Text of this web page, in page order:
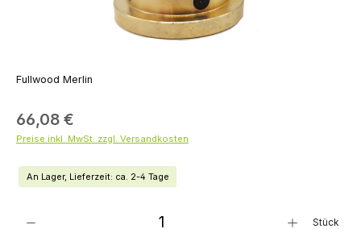
Fullwood Merlin
66,08 €
Preise inkl. MwSt. zzgl. Versandkosten
An Lager, Lieferzeit: ca. 2-4 Tage
Stück